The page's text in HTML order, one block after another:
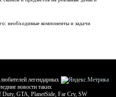
необходимые компоненты и задачи
легендарных
новости таких
GTA, PlanetSide, Far Cry, SW